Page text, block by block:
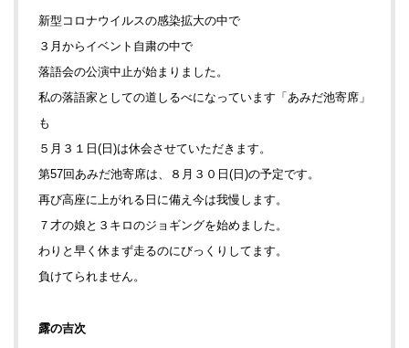
新型コロナウイルスの感染拡大の中で
３月からイベント自粛の中で
落語会の公演中止が始まりました。
私の落語家としての道しるべになっています「あみだ池寄席」
も
５月３１日(日)は休会させていただきます。
第57回あみだ池寄席は、８月３０日(日)の予定です。
再び高座に上がれる日に備え今は我慢します。
７才の娘と３キロのジョギングを始めました。
わりと早く休まず走るのにびっくりしてます。
負けてられません。
露の吉次